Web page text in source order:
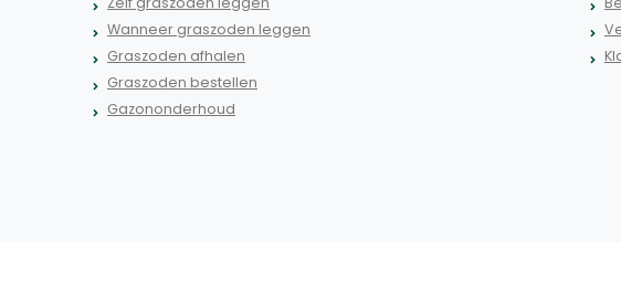
Wanneer graszoden leggen
Graszoden afhalen
Graszoden bestellen
Gazononderhoud